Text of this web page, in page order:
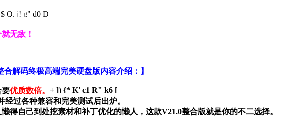
Q. j! g" d0 D
无敌！
合解码终极高端完美硬盘版内容介绍：】
要优质数倍。 + ]) {* K' c1 R" k6 [
过各种兼容和完美测试后出炉。
得自己到处挖素材和补丁优化的懒人，这款V21.0整合版就是你的不二选择。